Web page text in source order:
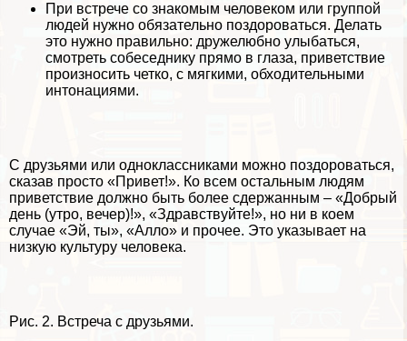
При встрече со знакомым человеком или группой
людей нужно обязательно поздороваться. Делать
это нужно правильно: дружелюбно улыбаться,
смотреть собеседнику прямо в глаза, приветствие
произносить четко, с мягкими, обходительными
интонациями.
С друзьями или одноклассниками можно поздороваться,
сказав просто «Привет!». Ко всем остальным людям
приветствие должно быть более сдержанным – «Добрый
день (утро, вечер)!», «Здравствуйте!», но ни в коем
случае «Эй, ты», «Алло» и прочее. Это указывает на
низкую культуру человека.
Рис. 2. Встреча с друзьями.